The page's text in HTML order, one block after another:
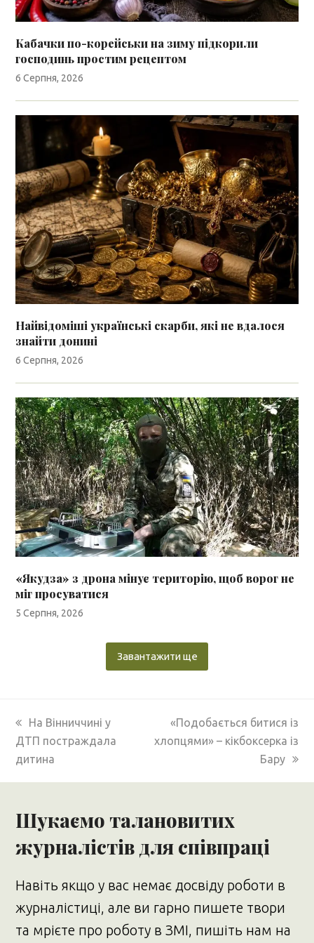
Кабачки по-корейськи на зиму підкорили
господинь простим рецептом
6 Серпня, 2026
Найвідоміші українські скарби, які не вдалося
знайти донині
6 Серпня, 2026
«Якудза» з дрона мінує територію, щоб ворог не
міг просуватися
5 Серпня, 2026
Завантажити ще
previous
post:
На Вінниччині у
ДТП постраждала
дитина
next
post:
«Подобається битися із
хлопцями» – кікбоксерка із
Бару
Шукаємо талановитих
журналістів для співпраці
Навіть якщо у вас немає досвіду роботи в
журналістиці, але ви гарно пишете твори
та мрієте про роботу в ЗМІ, пишіть нам на